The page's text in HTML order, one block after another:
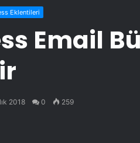
Eklentileri
Email
2018 0 259